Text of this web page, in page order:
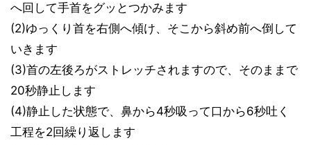
へ回して手首をグッとつかみます
(2)ゆっくり首を右側へ傾け、そこから斜め前へ倒して
いきます
(3)首の左後ろがストレッチされますので、そのままで
20秒静止します
(4)静止した状態で、鼻から4秒吸って口から6秒吐く
工程を2回繰り返します